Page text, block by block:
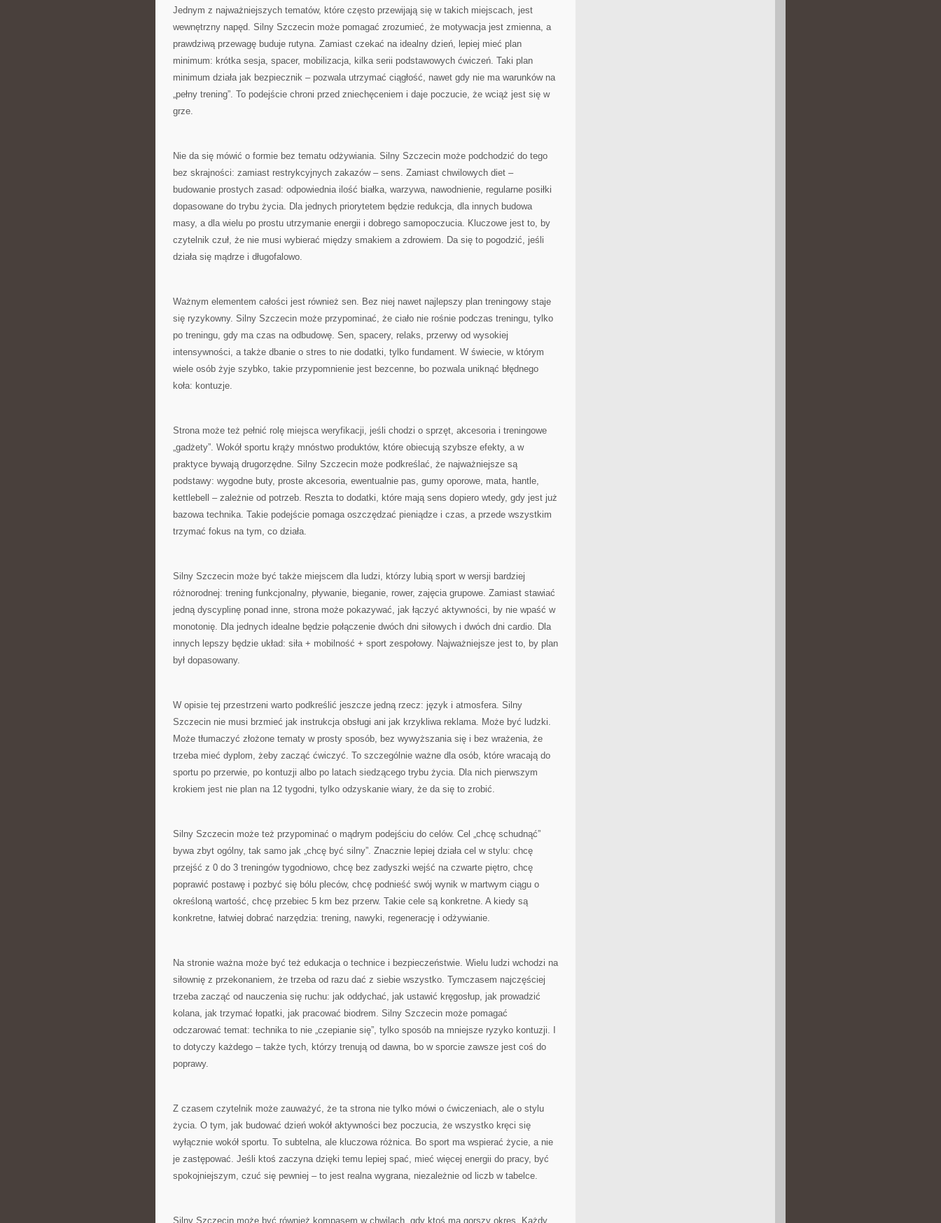
Jednym z najważniejszych tematów, które często przewijają się w takich miejscach, jest
wewnętrzny napęd. Silny Szczecin może pomagać zrozumieć, że motywacja jest zmienna, a
prawdziwą przewagę buduje rutyna. Zamiast czekać na idealny dzień, lepiej mieć plan
minimum: krótka sesja, spacer, mobilizacja, kilka serii podstawowych ćwiczeń. Taki plan
minimum działa jak bezpiecznik – pozwala utrzymać ciągłość, nawet gdy nie ma warunków na
„pełny trening”. To podejście chroni przed zniechęceniem i daje poczucie, że wciąż jest się w
grze.
Nie da się mówić o formie bez tematu odżywiania. Silny Szczecin może podchodzić do tego
bez skrajności: zamiast restrykcyjnych zakazów – sens. Zamiast chwilowych diet –
budowanie prostych zasad: odpowiednia ilość białka, warzywa, nawodnienie, regularne posiłki
dopasowane do trybu życia. Dla jednych priorytetem będzie redukcja, dla innych budowa
masy, a dla wielu po prostu utrzymanie energii i dobrego samopoczucia. Kluczowe jest to, by
czytelnik czuł, że nie musi wybierać między smakiem a zdrowiem. Da się to pogodzić, jeśli
działa się mądrze i długofalowo.
Ważnym elementem całości jest również sen. Bez niej nawet najlepszy plan treningowy staje
się ryzykowny. Silny Szczecin może przypominać, że ciało nie rośnie podczas treningu, tylko
po treningu, gdy ma czas na odbudowę. Sen, spacery, relaks, przerwy od wysokiej
intensywności, a także dbanie o stres to nie dodatki, tylko fundament. W świecie, w którym
wiele osób żyje szybko, takie przypomnienie jest bezcenne, bo pozwala uniknąć błędnego
koła: kontuzje.
Strona może też pełnić rolę miejsca weryfikacji, jeśli chodzi o sprzęt, akcesoria i treningowe
„gadżety”. Wokół sportu krąży mnóstwo produktów, które obiecują szybsze efekty, a w
praktyce bywają drugorzędne. Silny Szczecin może podkreślać, że najważniejsze są
podstawy: wygodne buty, proste akcesoria, ewentualnie pas, gumy oporowe, mata, hantle,
kettlebell – zależnie od potrzeb. Reszta to dodatki, które mają sens dopiero wtedy, gdy jest już
bazowa technika. Takie podejście pomaga oszczędzać pieniądze i czas, a przede wszystkim
trzymać fokus na tym, co działa.
Silny Szczecin może być także miejscem dla ludzi, którzy lubią sport w wersji bardziej
różnorodnej: trening funkcjonalny, pływanie, bieganie, rower, zajęcia grupowe. Zamiast stawiać
jedną dyscyplinę ponad inne, strona może pokazywać, jak łączyć aktywności, by nie wpaść w
monotonię. Dla jednych idealne będzie połączenie dwóch dni siłowych i dwóch dni cardio. Dla
innych lepszy będzie układ: siła + mobilność + sport zespołowy. Najważniejsze jest to, by plan
był dopasowany.
W opisie tej przestrzeni warto podkreślić jeszcze jedną rzecz: język i atmosfera. Silny
Szczecin nie musi brzmieć jak instrukcja obsługi ani jak krzykliwa reklama. Może być ludzki.
Może tłumaczyć złożone tematy w prosty sposób, bez wywyższania się i bez wrażenia, że
trzeba mieć dyplom, żeby zacząć ćwiczyć. To szczególnie ważne dla osób, które wracają do
sportu po przerwie, po kontuzji albo po latach siedzącego trybu życia. Dla nich pierwszym
krokiem jest nie plan na 12 tygodni, tylko odzyskanie wiary, że da się to zrobić.
Silny Szczecin może też przypominać o mądrym podejściu do celów. Cel „chcę schudnąć”
bywa zbyt ogólny, tak samo jak „chcę być silny”. Znacznie lepiej działa cel w stylu: chcę
przejść z 0 do 3 treningów tygodniowo, chcę bez zadyszki wejść na czwarte piętro, chcę
poprawić postawę i pozbyć się bólu pleców, chcę podnieść swój wynik w martwym ciągu o
określoną wartość, chcę przebiec 5 km bez przerw. Takie cele są konkretne. A kiedy są
konkretne, łatwiej dobrać narzędzia: trening, nawyki, regenerację i odżywianie.
Na stronie ważna może być też edukacja o technice i bezpieczeństwie. Wielu ludzi wchodzi na
siłownię z przekonaniem, że trzeba od razu dać z siebie wszystko. Tymczasem najczęściej
trzeba zacząć od nauczenia się ruchu: jak oddychać, jak ustawić kręgosłup, jak prowadzić
kolana, jak trzymać łopatki, jak pracować biodrem. Silny Szczecin może pomagać
odczarować temat: technika to nie „czepianie się”, tylko sposób na mniejsze ryzyko kontuzji. I
to dotyczy każdego – także tych, którzy trenują od dawna, bo w sporcie zawsze jest coś do
poprawy.
Z czasem czytelnik może zauważyć, że ta strona nie tylko mówi o ćwiczeniach, ale o stylu
życia. O tym, jak budować dzień wokół aktywności bez poczucia, że wszystko kręci się
wyłącznie wokół sportu. To subtelna, ale kluczowa różnica. Bo sport ma wspierać życie, a nie
je zastępować. Jeśli ktoś zaczyna dzięki temu lepiej spać, mieć więcej energii do pracy, być
spokojniejszym, czuć się pewniej – to jest realna wygrana, niezależnie od liczb w tabelce.
Silny Szczecin może być również kompasem w chwilach, gdy ktoś ma gorszy okres. Każdy